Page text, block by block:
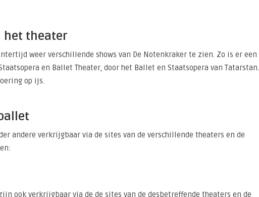
het theater
weer verschillende shows van De Notenkraker te zien. Zo is er een
en Ballet Theater, door het Ballet en Staatsopera van Tatarstan.
op ijs.
andere verkrijgbaar via de sites van de verschillende theaters en de
ook verkrijgbaar via de de sites van de desbetreffende theaters en de